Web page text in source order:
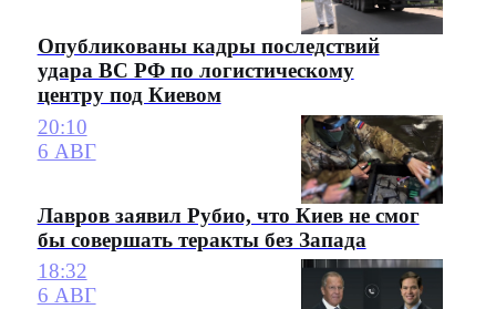
Опубликованы кадры последствий
удара ВС РФ по логистическому
центру под Киевом
20:10
6 АВГ
Лавров заявил Рубио, что Киев не смог
бы совершать теракты без Запада
18:32
6 АВГ